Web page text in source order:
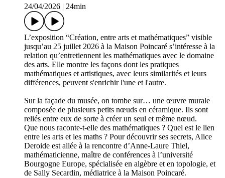
24/04/2026
24min
L’exposition “Création, entre arts et mathématiques” visible
jusqu’au 25 juillet 2026 à la Maison Poincaré s’intéresse à la
relation qu’entretiennent les mathématiques avec le domaine
des arts. Elle montre les façons dont les pratiques
mathématiques et artistiques, avec leurs similarités et leurs
différences, peuvent s'enrichir l'une et l'autre.
Sur la façade du musée, on tombe sur… une œuvre murale
composée de plusieurs petits nœuds en céramique. Ils sont
reliés entre eux de sorte à créer un seul et même nœud.
Que nous raconte-t-elle des mathématiques ? Quel est le lien
entre les arts et les maths ? Pour découvrir ses secrets, Alice
Deroide est allée à la rencontre d’Anne-Laure Thiel,
mathématicienne, maître de conférences à l’université
Bourgogne Europe, spécialisée en algèbre et en topologie, et
de Sally Secardin, médiatrice à la Maison Poincaré.